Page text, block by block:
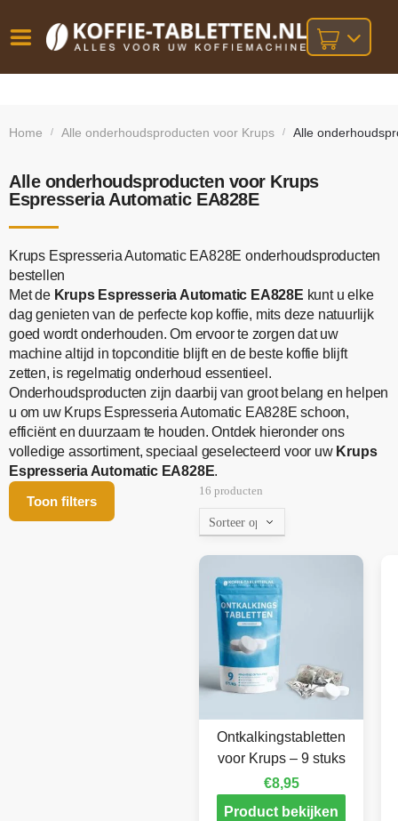
besteld,
bij orders
Home / Alle onderhoudsproducten voor Krups / Alle
Alle onderhoudsproducten voor Krups
Espresseria Automatic EA828E
Krups Espresseria Automatic EA828E onderhoudsproducten
bestellen
Met de Krups Espresseria Automatic EA828E kunt u elke
dag genieten van de perfecte kop koffie, mits deze natuurlijk
goed wordt onderhouden. Om ervoor te zorgen dat uw
machine altijd in topconditie blijft en de beste koffie blijft
zetten, is regelmatig onderhoud essentieel.
Onderhoudsproducten zijn daarbij van groot belang en helpen
u om uw Krups Espresseria Automatic EA828E schoon,
efficiënt en duurzaam te houden. Ontdek hieronder ons
volledige assortiment, speciaal geselecteerd voor uw Krups
Espresseria Automatic EA828E.
Toon filters
16 producten
Ontkalkingstabletten
voor Krups – 9 stuks
€8,95
Product bekijken